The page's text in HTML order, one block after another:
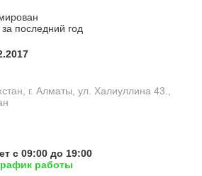
последний год
г. Алматы, ул. Халиуллина 43.,
с 09:00 до 19:00
работы